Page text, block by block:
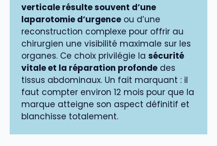
verticale résulte souvent d’une
laparotomie d’urgence ou d’une
reconstruction complexe pour offrir au
chirurgien une visibilité maximale sur les
organes. Ce choix privilégie la sécurité
vitale et la réparation profonde des
tissus abdominaux. Un fait marquant : il
faut compter environ 12 mois pour que la
marque atteigne son aspect définitif et
blanchisse totalement.